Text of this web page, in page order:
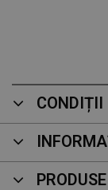
CONDIȚII
PRODUSE